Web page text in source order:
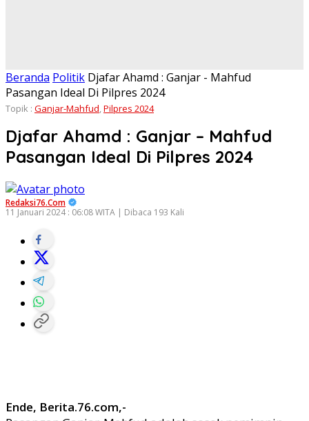
Beranda Politik Djafar Ahamd : Ganjar - Mahfud
Pasangan Ideal Di Pilpres 2024
Topik : Ganjar-Mahfud,Pilpres 2024
Djafar Ahamd : Ganjar – Mahfud
Pasangan Ideal Di Pilpres 2024
Redaksi76.com
11 Januari 2024 : 06:08 WITA | Dibaca 193 Kali
Ende, Berita.76.com,-